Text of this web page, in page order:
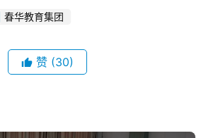
春华教育集团
赞 (30)